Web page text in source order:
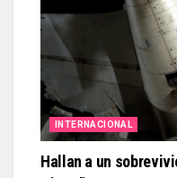
INTERNACIONAL
Hallan a un